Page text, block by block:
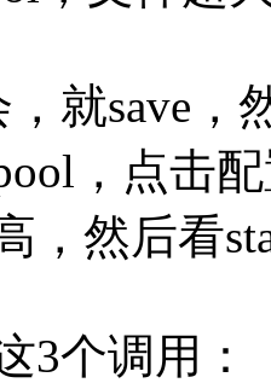
，就save
，点击
，然后看
3个调用：